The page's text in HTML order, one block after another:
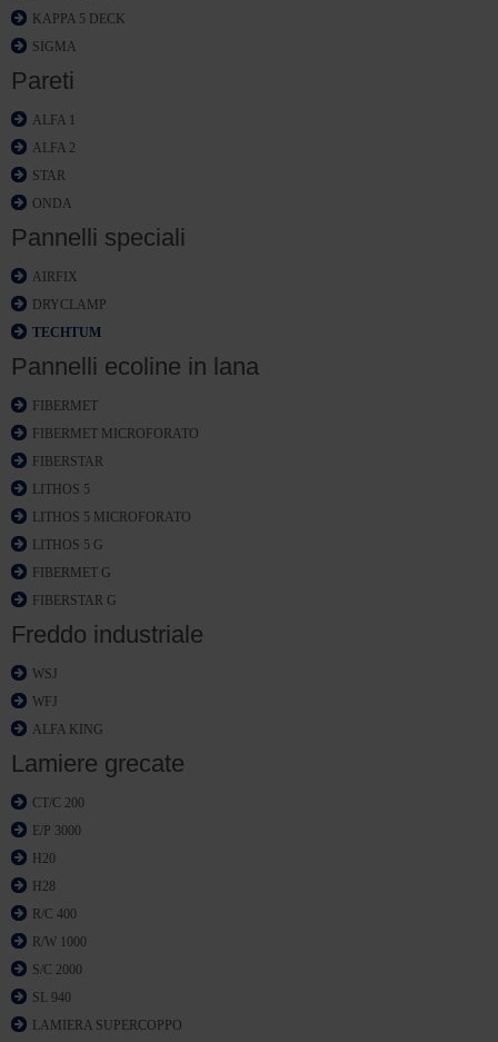
KAPPA 5 DECK
SIGMA
Pareti
ALFA 1
ALFA 2
STAR
ONDA
Pannelli speciali
AIRFIX
DRYCLAMP
TECHTUM
Pannelli ecoline in lana
FIBERMET
FIBERMET MICROFORATO
FIBERSTAR
LITHOS 5
LITHOS 5 MICROFORATO
LITHOS 5 G
FIBERMET G
FIBERSTAR G
Freddo industriale
WSJ
WFJ
ALFA KING
Lamiere grecate
CT/C 200
E/P 3000
H20
H28
R/C 400
R/W 1000
S/C 2000
SL 940
LAMIERA SUPERCOPPO